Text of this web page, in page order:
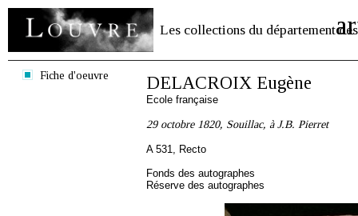
Les collections du département des
Fiche d'oeuvre DELACROIX Eugène
Ecole française
29 octobre 1820, Souillac, à J.B. Pierret
A 531, Recto
Fonds des autographes
Réserve des autographes